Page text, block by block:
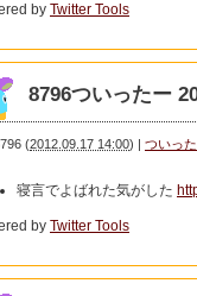
by Twitter Tools
8796ついったー
(2012.09.17 14:00) | ついっ
寝言でよばれた気がした
by Twitter Tools